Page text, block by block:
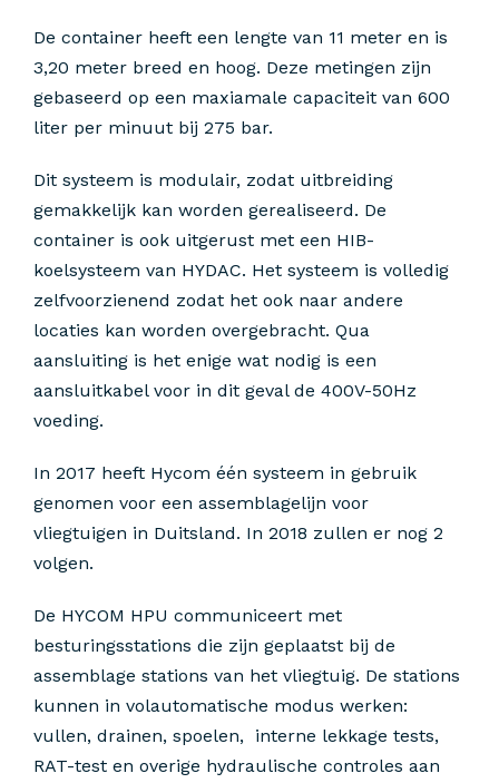
De container heeft een lengte van 11 meter en is
3,20 meter breed en hoog. Deze metingen zijn
gebaseerd op een maxiamale capaciteit van 600
liter per minuut bij 275 bar.
Dit systeem is modulair, zodat uitbreiding
gemakkelijk kan worden gerealiseerd. De
container is ook uitgerust met een HIB-
koelsysteem van HYDAC. Het systeem is volledig
zelfvoorzienend zodat het ook naar andere
locaties kan worden overgebracht. Qua
aansluiting is het enige wat nodig is een
aansluitkabel voor in dit geval de 400V-50Hz
voeding.
In 2017 heeft Hycom één systeem in gebruik
genomen voor een assemblagelijn voor
vliegtuigen in Duitsland. In 2018 zullen er nog 2
volgen.
De HYCOM HPU communiceert met
besturingsstations die zijn geplaatst bij de
assemblage stations van het vliegtuig. De stations
kunnen in volautomatische modus werken:
vullen, drainen, spoelen, interne lekkage tests,
RAT-test en overige hydraulische controles aan